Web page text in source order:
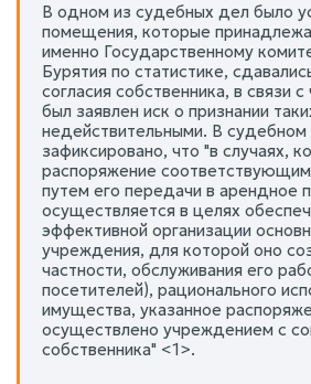
В одном из судебных дел было
помещения, которые
именно Государственному
Бурятия по статистике,
согласия собственника, в связи
был заявлен иск о признании
недействительными. В судебном
зафиксировано, что "в случаях,
распоряжение
путем его передачи в арендное
осуществляется в целях
эффективной организации
учреждения, для которой оно
частности, обслуживания его
посетителей), рационального
имущества, указанное
осуществлено учреждением с
собственника" <1>.